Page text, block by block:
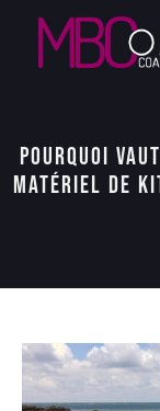
Pourquoi
matériel de